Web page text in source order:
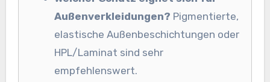
Außenverkleidungen? Pigmentierte,
elastische Außenbeschichtungen oder
HPL/Laminat sind sehr
empfehlenswert.